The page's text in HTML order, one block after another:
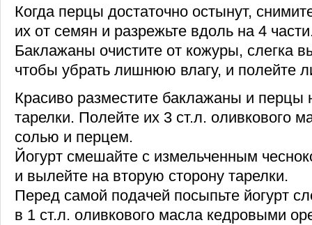
Когда перцы достаточно остынут,
их от семян и разрежьте вдоль на 4
Баклажаны очистите от кожуры, слегка
чтобы убрать лишнюю влагу, и полейте
Красиво разместите баклажаны и перцы
тарелки. Полейте их 3 ст.л. оливкового
солью и перцем.
Йогурт смешайте с измельченным
и вылейте на вторую сторону тарелки.
Перед самой подачей посыпьте йогурт
в 1 ст.л. оливкового масла кедровыми